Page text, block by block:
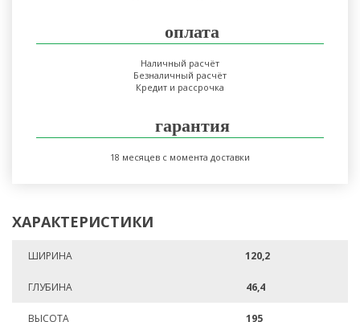
оплата
Наличный расчёт
Безналичный расчёт
Кредит и рассрочка
гарантия
18 месяцев с момента доставки
ХАРАКТЕРИСТИКИ
ШИРИНА 120,2
ГЛУБИНА 46,4
ВЫСОТА 195